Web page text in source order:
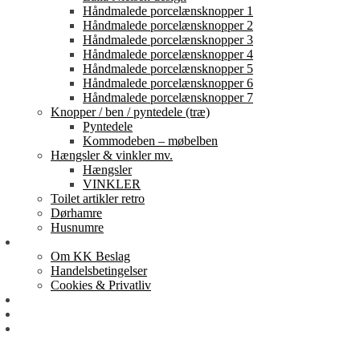
Håndmalede porcelænsknopper 1
Håndmalede porcelænsknopper 2
Håndmalede porcelænsknopper 3
Håndmalede porcelænsknopper 4
Håndmalede porcelænsknopper 5
Håndmalede porcelænsknopper 6
Håndmalede porcelænsknopper 7
Knopper / ben / pyntedele (træ)
Pyntedele
Kommodeben – møbelben
Hængsler & vinkler mv.
Hængsler
VINKLER
Toilet artikler retro
Dørhamre
Husnumre
Om KK Beslag
Handelsbetingelser
Cookies & Privatliv